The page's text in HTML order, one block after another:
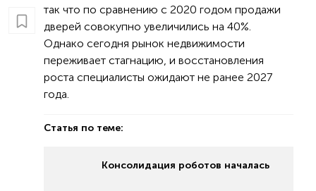
так что по сравнению с 2020 годом продажи
дверей совокупно увеличились на 40%.
Однако сегодня рынок недвижимости
переживает стагнацию, и восстановления
роста специалисты ожидают не ранее 2027
года.
Статья по теме:
Консолидация роботов началась